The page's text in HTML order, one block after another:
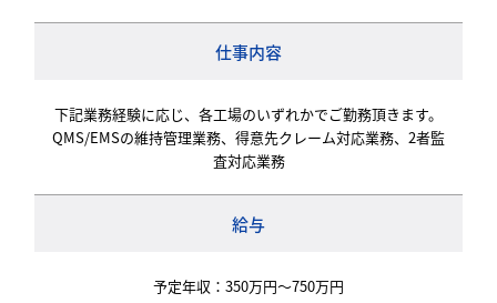
仕事内容
下記業務経験に応じ、各工場のいずれかでご勤務頂きます。
QMS/EMSの維持管理業務、得意先クレーム対応業務、2者監
査対応業務
給与
予定年収：350万円～750万円